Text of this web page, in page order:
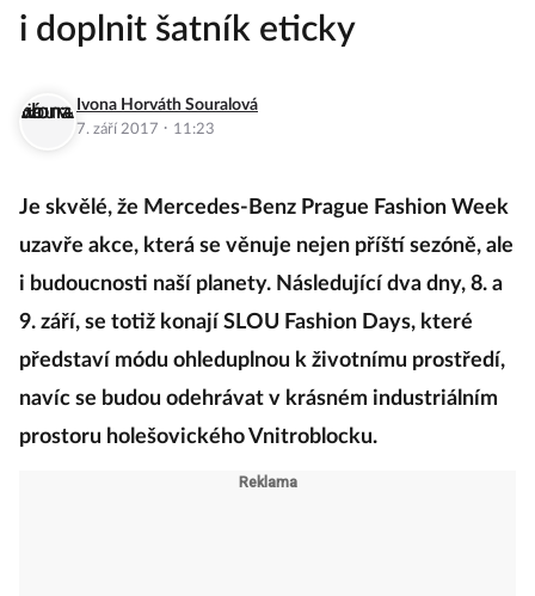
i doplnit šatník eticky
Ivona Horváth Souralová
7. září 2017 · 11:23
Je skvělé, že Mercedes-Benz Prague Fashion Week
uzavře akce, která se věnuje nejen příští sezóně, ale
i budoucnosti naší planety. Následující dva dny, 8. a
9. září, se totiž konají SLOU Fashion Days, které
představí módu ohleduplnou k životnímu prostředí,
navíc se budou odehrávat v krásném industriálním
prostoru holešovického Vnitroblocku.